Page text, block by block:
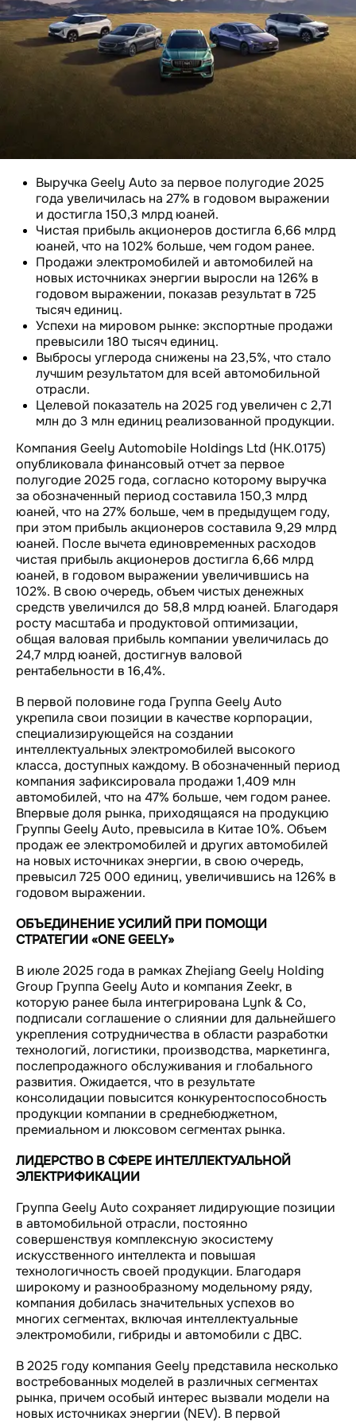
Выручка Geely Auto за первое полугодие 2025
года увеличилась на 27% в годовом выражении
и достигла 150,3 млрд юаней.
Чистая прибыль акционеров достигла 6,66 млрд
юаней, что на 102% больше, чем годом ранее.
Продажи электромобилей и автомобилей на
новых источниках энергии выросли на 126% в
годовом выражении, показав результат в 725
тысяч единиц.
Успехи на мировом рынке: экспортные продажи
превысили 180 тысяч единиц.
Выбросы углерода снижены на 23,5%, что стало
лучшим результатом для всей автомобильной
отрасли.
Целевой показатель на 2025 год увеличен с 2,71
млн до 3 млн единиц реализованной продукции.
Компания Geely Automobile Holdings Ltd (HK.0175)
опубликовала финансовый отчет за первое
полугодие 2025 года, согласно которому выручка
за обозначенный период составила 150,3 млрд
юаней, что на 27% больше, чем в предыдущем году,
при этом прибыль акционеров составила 9,29 млрд
юаней. После вычета единовременных расходов
чистая прибыль акционеров достигла 6,66 млрд
юаней, в годовом выражении увеличившись на
102%. В свою очередь, объем чистых денежных
средств увеличился до 58,8 млрд юаней. Благодаря
росту масштаба и продуктовой оптимизации,
общая валовая прибыль компании увеличилась до
24,7 млрд юаней, достигнув валовой
рентабельности в 16,4%.
В первой половине года Группа Geely Auto
укрепила свои позиции в качестве корпорации,
специализирующейся на создании
интеллектуальных электромобилей высокого
класса, доступных каждому. В обозначенный период
компания зафиксировала продажи 1,409 млн
автомобилей, что на 47% больше, чем годом ранее.
Впервые доля рынка, приходящаяся на продукцию
Группы Geely Auto, превысила в Китае 10%. Объем
продаж ее электромобилей и других автомобилей
на новых источниках энергии, в свою очередь,
превысил 725 000 единиц, увеличившись на 126% в
годовом выражении.
ОБЪЕДИНЕНИЕ УСИЛИЙ ПРИ ПОМОЩИ
СТРАТЕГИИ «ONE GEELY»
В июле 2025 года в рамках Zhejiang Geely Holding
Group Группа Geely Auto и компания Zeekr, в
которую ранее была интегрирована Lynk & Co,
подписали соглашение о слиянии для дальнейшего
укрепления сотрудничества в области разработки
технологий, логистики, производства, маркетинга,
послепродажного обслуживания и глобального
развития. Ожидается, что в результате
консолидации повысится конкурентоспособность
продукции компании в среднебюджетном,
премиальном и люксовом сегментах рынка.
ЛИДЕРСТВО В СФЕРЕ ИНТЕЛЛЕКТУАЛЬНОЙ
ЭЛЕКТРИФИКАЦИИ
Группа Geely Auto сохраняет лидирующие позиции
в автомобильной отрасли, постоянно
совершенствуя комплексную экосистему
искусственного интеллекта и повышая
технологичность своей продукции. Благодаря
широкому и разнообразному модельному ряду,
компания добилась значительных успехов во
многих сегментах, включая интеллектуальные
электромобили, гибриды и автомобили с ДВС.
В 2025 году компания Geely представила несколько
востребованных моделей в различных сегментах
рынка, причем особый интерес вызвали модели на
новых источниках энергии (NEV). В первой